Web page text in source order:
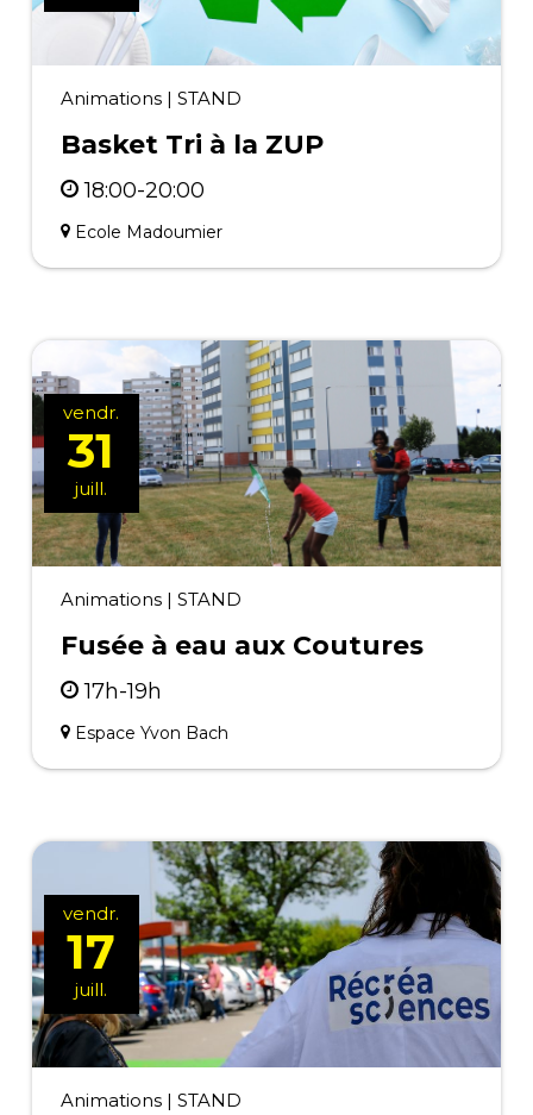
Animations| STAND
Basket Tri à la ZUP
18:00-20:00
Ecole Madoumier
Animations| STAND
Fusée à eau aux Coutures
17h-19h
Espace Yvon Bach
vendr.
31
juill.
Animations| STAND
vendr.
17
juill.